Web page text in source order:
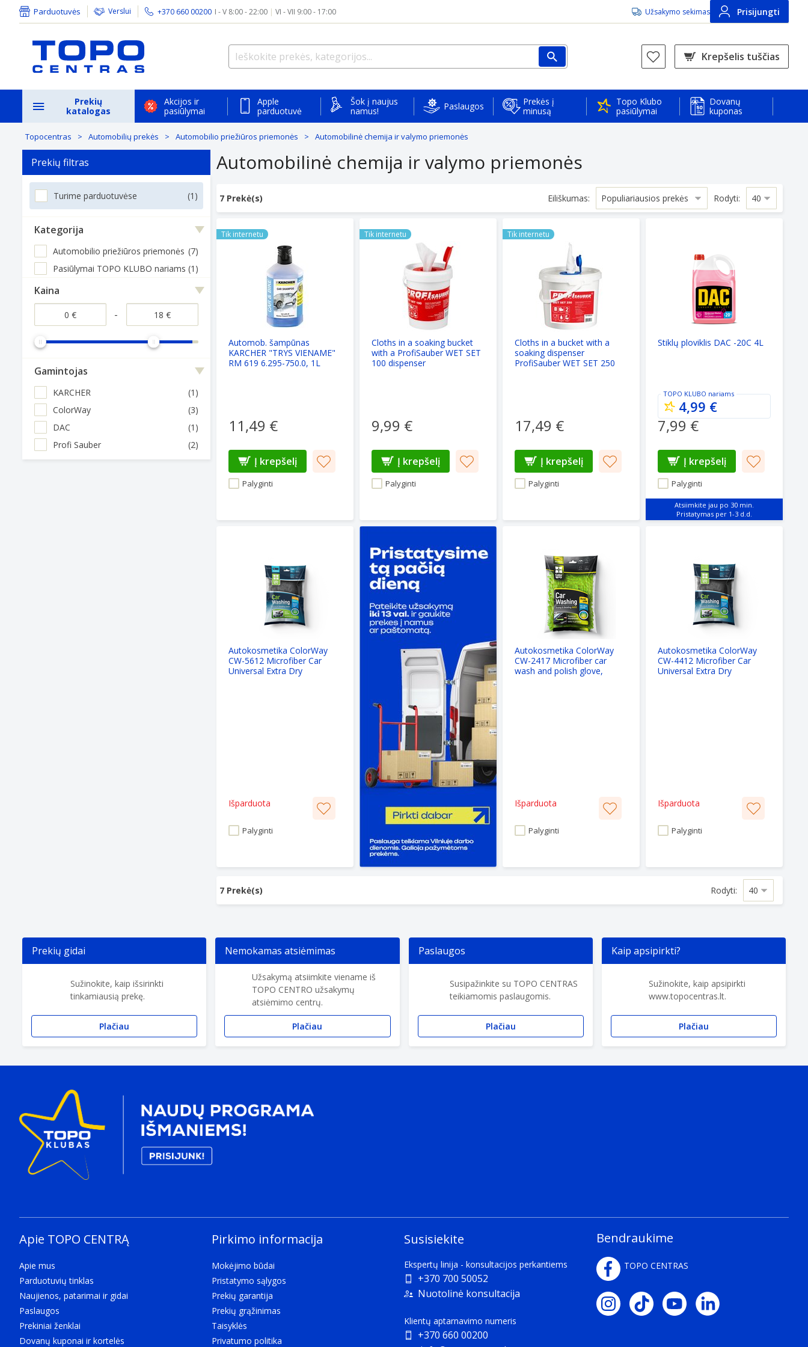
Parduotuvės Verslui +370 660 00200 I - V 8:00 - 22:00 | VI - VII 9:00 - 17:00 Užsakymo sekimas Prisijungti
Krepšelis tuščias
Prekių
katalogas
Akcijos ir
pasiūlymai
Apple
parduotuvė
Šok į naujus
namus!
Paslaugos
Prekės į
minusą
Topo Klubo
pasiūlymai
Dovanų
kuponas
Topocentras Automobilių prekės Automobilio priežiūros priemonės Automobilinė chemija ir valymo priemonės
Prekių filtras
Turime parduotuvėse (1)
Kategorija
Automobilio priežiūros priemonės (7)
Pasiūlymai TOPO KLUBO nariams (1)
Kaina
-
Gamintojas
KARCHER
(1)
ColorWay
(3)
DAC
(1)
Profi Sauber
(2)
Automobilinė chemija ir valymo priemonės
7 Prekė(s) Eiliškumas: Rodyti:
Tik internetu
Automob. šampūnas
KARCHER "TRYS VIENAME"
RM 619 6.295-750.0, 1L
11,49 €
Palyginti
Į krepšelį
Tik internetu
Cloths in a soaking bucket
with a ProfiSauber WET SET
100 dispenser
9,99 €
Palyginti
Į krepšelį
Tik internetu
Cloths in a bucket with a
soaking dispenser
ProfiSauber WET SET 250
17,49 €
Palyginti
Į krepšelį
Stiklų ploviklis DAC -20C 4L
TOPO KLUBO nariams
4,99 €
7,99 €
Palyginti
Į krepšelį
Atsiimkite jau po 30 min.
Autokosmetika ColorWay
CW-5612 Microfiber Car
Universal Extra Dry
Palyginti
Išparduota
Autokosmetika ColorWay
CW-2417 Microfiber car
wash and polish glove,
Palyginti
Išparduota
Autokosmetika ColorWay
CW-4412 Microfiber Car
Universal Extra Dry
Palyginti
Išparduota
7 Prekė(s) Rodyti:
Prekių gidai
Sužinokite, kaip išsirinkti
tinkamiausią prekę.
Plačiau
Nemokamas atsiėmimas
Užsakymą atsiimkite viename iš
TOPO CENTRO užsakymų
atsiėmimo centrų.
Plačiau
Paslaugos
Susipažinkite su TOPO CENTRAS
teikiamomis paslaugomis.
Plačiau
Kaip apsipirkti?
Sužinokite, kaip apsipirkti
www.topocentras.lt.
Plačiau
Apie TOPO CENTRĄ
Apie mus
Parduotuvių tinklas
Naujienos, patarimai ir gidai
Paslaugos
Prekiniai ženklai
Dovanų kuponai ir kortelės
Pirkimo informacija
Mokėjimo būdai
Pristatymo sąlygos
Prekių garantija
Prekių grąžinimas
Taisyklės
Privatumo politika
Susisiekite
Ekspertų linija - konsultacijos perkantiems
+370 700 50052
Nuotolinė konsultacija
Klientų aptarnavimo numeris
+370 660 00200
Bendraukime
TOPO CENTRAS